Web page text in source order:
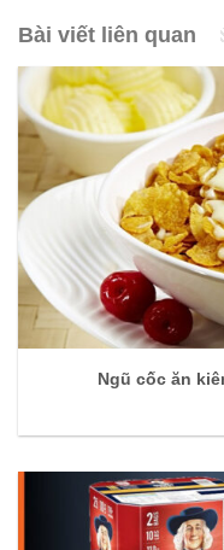
Bài viết liên quan
Ngũ cốc ăn